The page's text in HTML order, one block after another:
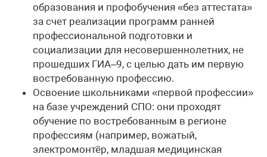
образования и профобучения «без аттестата»
за счет реализации программ ранней
профессиональной подготовки и
социализации для несовершеннолетних, не
прошедших ГИА–9, с целью дать им первую
востребованную профессию.
Освоение школьниками «первой профессии»
на базе учреждений СПО: они проходят
обучение по востребованным в регионе
профессиям (например, вожатый,
электромонтёр, младшая медицинская